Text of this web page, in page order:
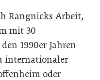
Rangnicks Arbeit,
mit 30
1990er Jahren
internationaler
oder